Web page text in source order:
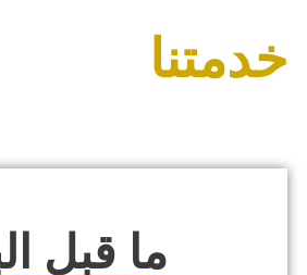
ما قبل البيع